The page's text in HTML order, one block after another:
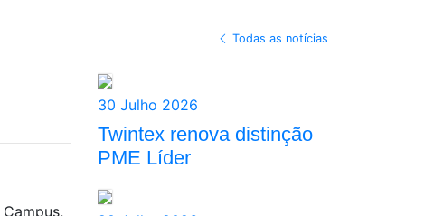
Todas as notícias
30 Julho 2026
Twintex renova distinção
PME Líder